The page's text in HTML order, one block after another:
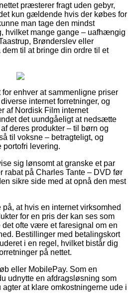
præsterer fragt uden gebyr,
kun gældende hvis der købes for
man tage den mindst
hvilket mange gange – uafhængig
Brønderslev eller
til at bringe din ordre til et
enhver at sammenligne priser
internet forretninger, og
af Nordisk Film internet
det uundgåeligt at nedsætte
deres produkter – til børn og
til voksne – betragteligt, og
portofri levering.
sig lønsomt at granske et par
rabat på Charles Tante – DVD før
sikre side med at opnå den mest
at hvis en internet virksomhed
for en pris der kan ses som
ofte være et faresignal om en
Bestillinger med betalingskort
i en regel, hvilket bistår dig
på nettet.
eller MobilePay. Som en
udnytte en afdragsløsning som
at klare omkostningerne ude i